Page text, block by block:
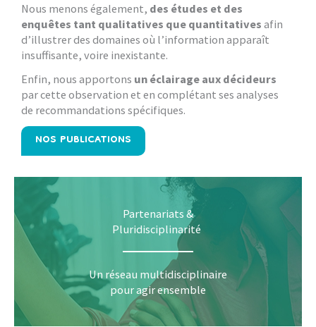
Nous menons également, des études et des
enquêtes tant qualitatives que quantitatives afin
d’illustrer des domaines où l’information apparaît
insuffisante, voire inexistante.
Enfin, nous apportons un éclairage aux décideurs
par cette observation et en complétant ses analyses
de recommandations spécifiques.
NOS PUBLICATIONS
Partenariats &
Pluridisciplinarité
Un réseau multidisciplinaire
pour agir ensemble